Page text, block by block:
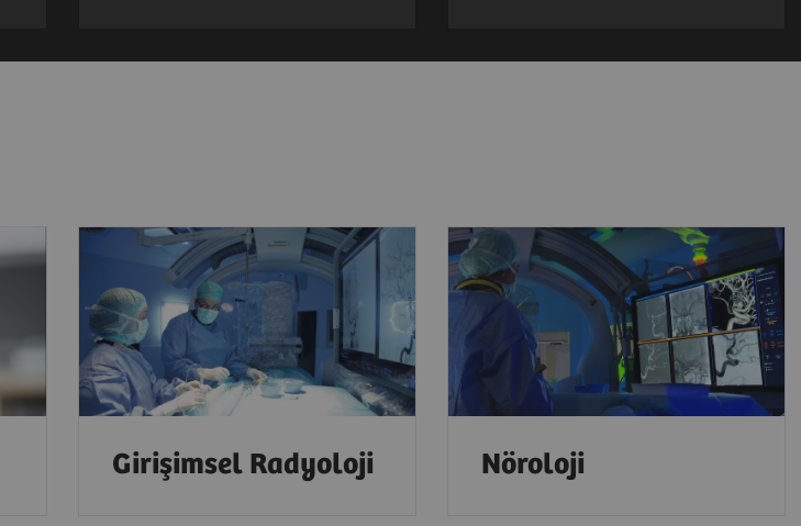
Girişimsel Radyoloji Nöroloji